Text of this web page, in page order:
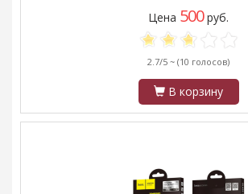
Цена 500руб.
2.7/5 ~ (10 голосов)
В корзину